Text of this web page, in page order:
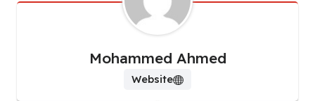
Mohammed Ahmed
Website